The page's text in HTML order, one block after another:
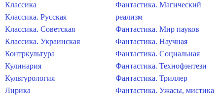
Классика
Классика. Русская
Классика. Советская
Классика. Украинская
Контркультура
Кулинария
Культурология
Лирика
Фантастика. Магический
реализм
Фантастика. Мир пауков
Фантастика. Научная
Фантастика. Социальная
Фантастика. Технофэнтези
Фантастика. Триллер
Фантастика. Ужасы, мистика